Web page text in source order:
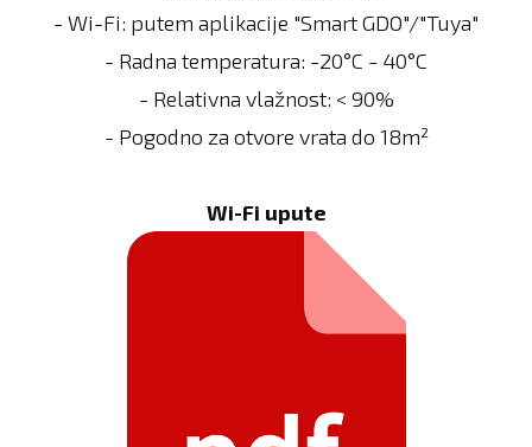
- Wi-Fi: putem aplikacije "Smart GDO"/"Tuya"
- Radna temperatura: -20°C - 40°C
- Relativna vlažnost: < 90%
- Pogodno za otvore vrata do 18m²
Wi-Fi upute